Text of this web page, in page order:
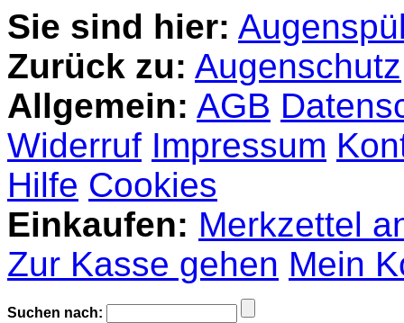
Sie sind hier:
Zurück zu: Augenschutz
Allgemein: AGB
Widerruf Impressum
Hilfe Cookies
Einkaufen: Merkzettel
Zur Kasse gehen Mein
Suchen nach: